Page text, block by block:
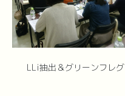
LLi抽出＆グリーンフレグ